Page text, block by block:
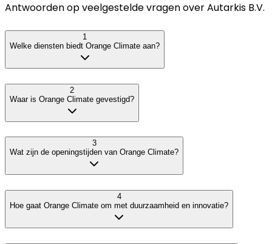
Antwoorden op veelgestelde vragen overAutarkis B.V.
1
Welke diensten biedt Orange Climate aan?
2
Waar is Orange Climate gevestigd?
3
Wat zijn de openingstijden van Orange Climate?
4
Hoe gaat Orange Climate om met duurzaamheid en innovatie?